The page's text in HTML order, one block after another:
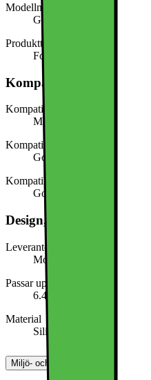
Modellnamn
Google GA09847-WW
Produkttyp
Fodral för mobiltelefon
Kompatibel med
Kompatibel med (produkttyp)
Mobiltelefon
Kompatibel med (modell/serie)
Google Pixel 10 Pro Fold
Kompatibel med (märke)
Google
Design, form och placering
Leverantörens färgnamn
Moonstone
Passar upp till (skärmstorlek i tum)
6.4
Material
Silikon
Miljö- och säkerhetsinformation